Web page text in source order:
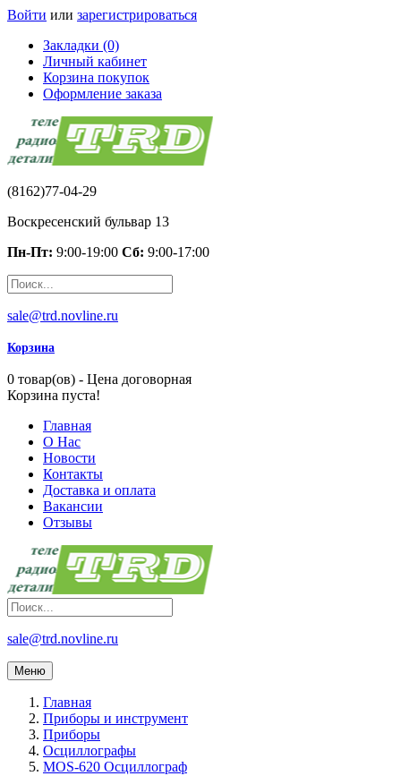
Войти или зарегистрироваться
Закладки (0)
Личный кабинет
Корзина покупок
Оформление заказа
(8162)77-04-29
Воскресенский бульвар 13
Пн-Пт: 9:00-19:00 Сб: 9:00-17:00
sale@trd.novline.ru
Корзина
0 товар(ов) - Цена договорная
Корзина пуста!
Главная
О Нас
Новости
Контакты
Доставка и оплата
Вакансии
Отзывы
sale@trd.novline.ru
Меню
Главная
Приборы и инструмент
Приборы
Осциллографы
MOS-620 Осциллограф